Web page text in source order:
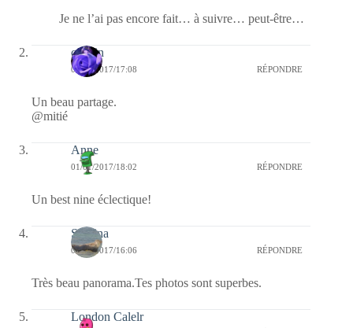
Je ne l’ai pas encore fait… à suivre… peut-être…
cauvin
05/01/2017/17:08 RÉPONDRE
Un beau partage.
@mitié
Anne
01/01/2017/18:02 RÉPONDRE
Un best nine éclectique!
Sabrina
01/01/2017/16:06 RÉPONDRE
Très beau panorama.Tes photos sont superbes.
London Calelr